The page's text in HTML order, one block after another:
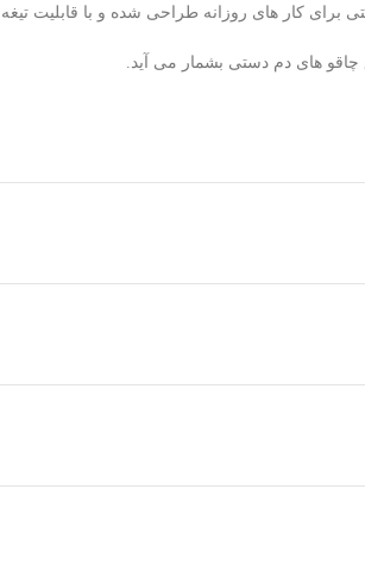
کار های روزانه طراحی شده و با قابلیت
چاقو های دم دستی بشمار می آید.